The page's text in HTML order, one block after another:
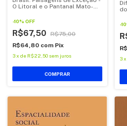
O Litoral e o Pantanal Mato-
Básicos
-10% OFF
R$67,50
R$75,00
R$64,80 com Pix
3x de R$22,50 sem juros
COMPRAR
-10
3 x